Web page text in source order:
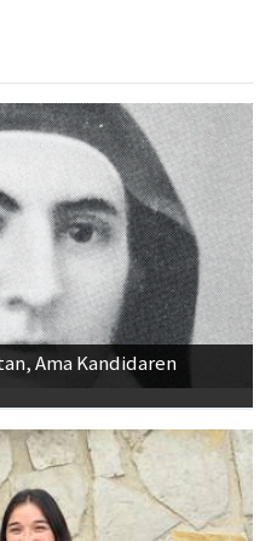
Ama Kandidaren